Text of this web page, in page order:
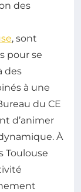
des
, sont
pour se
des
à une
du CE
d’animer
À
Toulouse